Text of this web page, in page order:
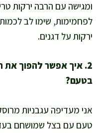
ומגישה עם הרבה ירקות
לפחמימות, שימו לב
ירקות על דגנים.
2. איך אפשר להפוך את
בטעם?
אני מעדיפה עגבניות
טעם עם בצל שמושחם